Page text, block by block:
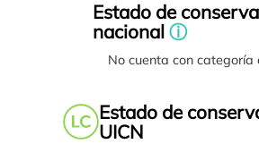
Estado de
nacional ⓘ
No cuenta con categoría
Estado de
UICN